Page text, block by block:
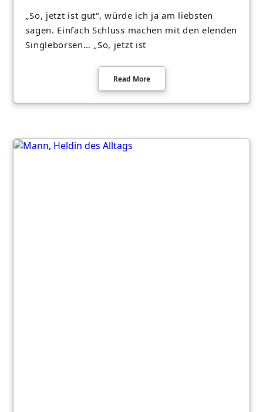
„So, jetzt ist gut“, würde ich ja am liebsten
sagen. Einfach Schluss machen mit den elenden
Singlebörsen… „So, jetzt ist
Read More